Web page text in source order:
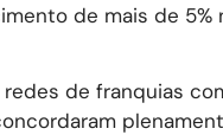
de mais de 5%
de franquias